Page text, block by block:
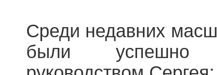
Среди недавних
были успешно